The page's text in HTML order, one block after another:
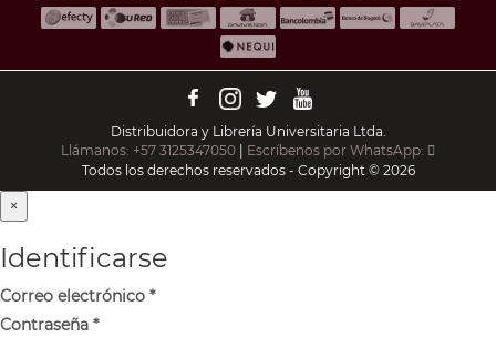
Distribuidora y Librería Universitaria Ltda.
Llámanos: +57 3125347050
Escríbenos por WhatsApp:
Todos los derechos reservados - Copyright © 2026
×
Identificarse
Correo electrónico *
Contraseña *